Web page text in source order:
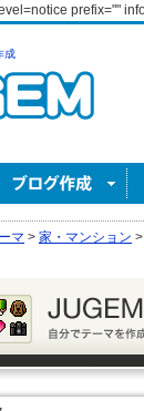
prefix=""
成
マ > 家・マンション >